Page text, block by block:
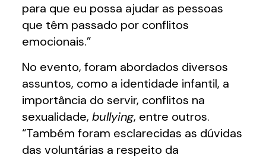
para que eu possa ajudar as pessoas
que têm passado por conflitos
emocionais.”
No evento, foram abordados diversos
assuntos, como a identidade infantil, a
importância do servir, conflitos na
sexualidade, bullying, entre outros.
“Também foram esclarecidas as dúvidas
das voluntárias a respeito da